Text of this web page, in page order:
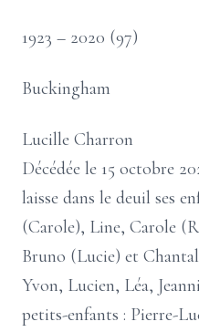
1923 – 2020 (97)
Buckingham
Lucille Charron
Décédée le 15 octobre
laisse dans le deuil ses
(Carole), Line, Carole
Bruno (Lucie) et
Yvon, Lucien, Léa,
petits-enfants : Pierre-